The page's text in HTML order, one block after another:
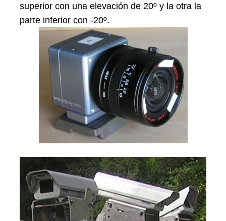
superior con una elevación de 20º y la otra la
parte inferior con -20º.